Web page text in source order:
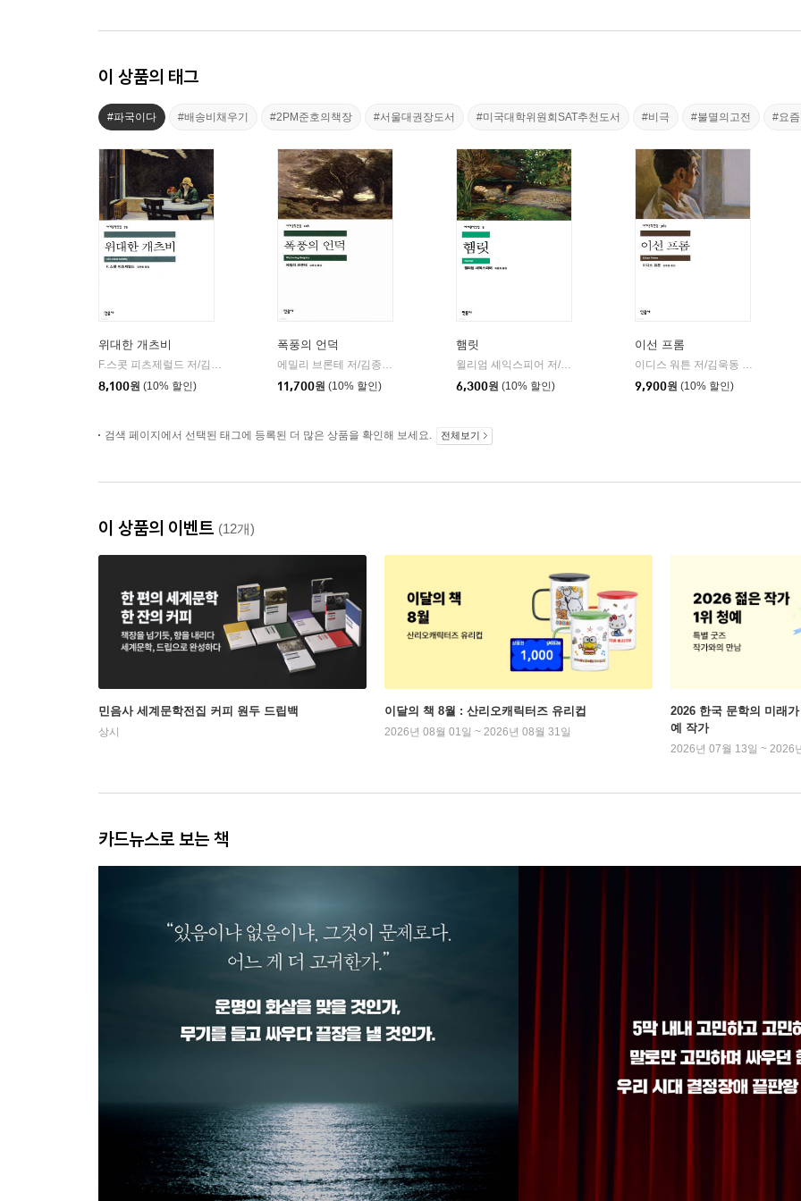
이 상품의 태그
#파국이다 #배송비채우기 #2PM준호의책장 #서울대권장도서 #미국대학위원회SAT추천도서 #비극 #불멸의고전 #요
위대한 개츠비
F.스콧 피츠제럴드 저/김욱동 역
민음사
8,100원 (10% 할인)
폭풍의 언덕
에밀리 브론테 저/김종길 역
11,700원 (10% 할인)
햄릿
윌리엄 셰익스피어 저/최종철 역
민음사
6,300원 (10% 할인)
이선 프롬
이디스 워튼 저/김욱동 역
9,900원 (10% 할인)
검색 페이지에서 선택된 태그에 등록된 더 많은 상품을 확인해 보세요. 전체보기
이 상품의 이벤트 (12개)
민음사 세계문학전집 커피 원두 드립백
상시
이달의 책 8월 : 산리오캐릭터즈 유리컵
2026년 08월 01일 ~ 2026년 08월 31일
2026 한국 문학의 미래
예 작가
2026년 07월 13일 ~ 2026
카드뉴스로 보는 책